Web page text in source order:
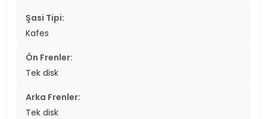
Şasi Tipi:
Kafes
Ön Frenler:
Tek disk
Arka Frenler:
Tek disk